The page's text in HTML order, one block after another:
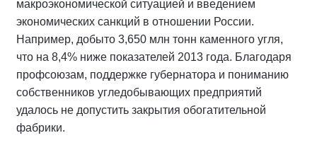
макроэкономической ситуацией и введением
экономических санкций в отношении России.
Например, добыто 3,650 млн тонн каменного угля,
что на 8,4% ниже показателей 2013 года. Благодаря
профсоюзам, поддержке губернатора и пониманию
собственников угледобывающих предприятий
удалось не допустить закрытия обогатительной
фабрики.